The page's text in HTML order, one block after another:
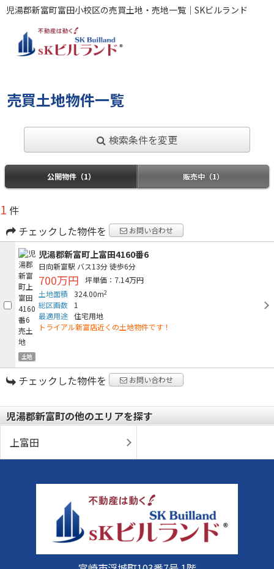
児湯郡新富町富田小校区の売買土地・売地一覧｜SKビルランド
売買土地物件一覧
検索条件を変更
公開物件（1） 販売中（1）
1 件
チェックした物件を
お問い合わせ
土地
児湯郡新富町上富田4160番6
日向新富駅 バス13分徒歩6分
700万円
坪単価：7.14万円
土地面積
324.00m2
総区画数
1
最適用途 住宅用地
トライアル新富店近くの土地物件です！
チェックした物件を お問い合わせ
児湯郡新富町の他のエリアを探す
上富田